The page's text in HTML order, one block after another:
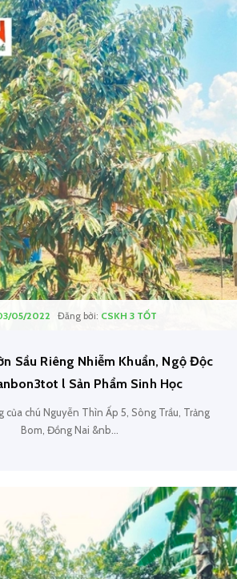
05/2022 Đăng bởi: CSKH 3 TỐT
Sầu Riêng Nhiễm Khuẩn, Ngộ Độc
l Sản Phẩm Sinh Học
của chú Nguyễn Thìn Ấp 5, Sông Trầu, Trảng
Bom, Đồng Nai &nb...